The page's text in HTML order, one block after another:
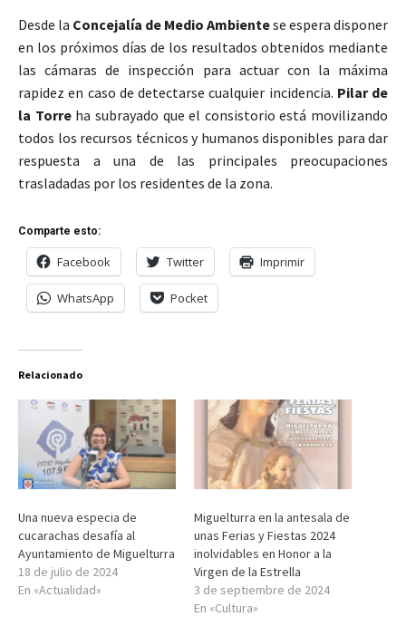
Desde la Concejalía de Medio Ambientese espera disponer
en los próximos días de los resultados obtenidos mediante
las cámaras de inspección para actuar con la máxima
rapidez en caso de detectarse cualquier incidencia. Pilar de
la Torreha subrayado que el consistorio está movilizando
todos los recursos técnicos y humanos disponibles para dar
respuesta a una de las principales preocupaciones
trasladadas por los residentes de la zona.
Comparte esto:
Facebook Twitter Imprimir
WhatsApp Pocket
Relacionado
Una nueva especia de
cucarachas desafía al
Ayuntamiento de Miguelturra
18 de julio de 2024
En «Actualidad»
Miguelturra en la antesala de
unas Ferias y Fiestas 2024
inolvidables en Honor a la
Virgen de la Estrella
3 de septiembre de 2024
En «Cultura»